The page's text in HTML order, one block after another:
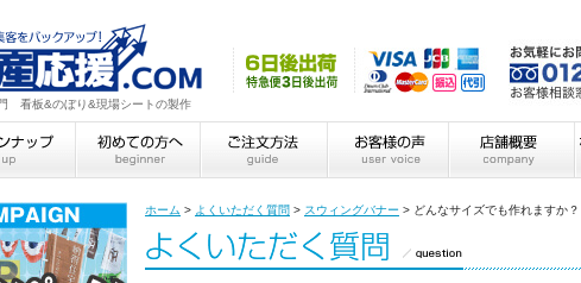
看板&のぼり&現場シートの製作
ホーム > よくいただく質問 > スウィングバナー > どんなサイズでも作れますか？